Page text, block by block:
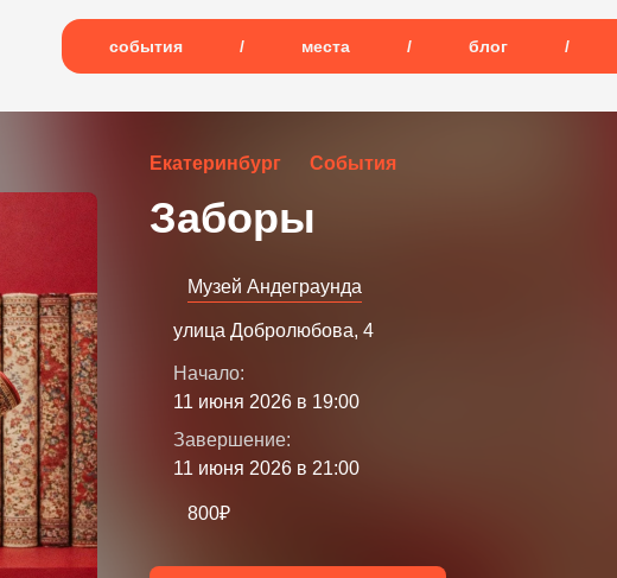
события / места / блог /
Екатеринбург События
Заборы
Музей Андеграунда
улица Добролюбова, 4
Начало:
11 июня 2026 в 19:00
Завершение:
11 июня 2026 в 21:00
800₽